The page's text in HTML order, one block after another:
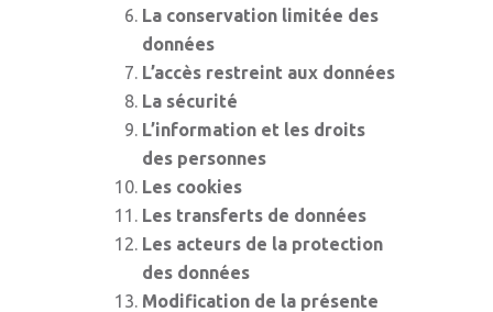
La conservation limitée des
données
L’accès restreint aux données
La sécurité
L’information et les droits
des personnes
Les cookies
Les transferts de données
Les acteurs de la protection
des données
Modification de la présente